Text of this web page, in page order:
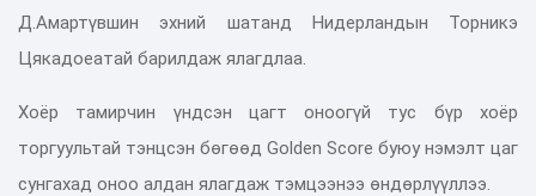
Д.Амартүвшин эхний шатанд Нидерландын Торникэ
Цякадоеатай барилдаж ялагдлаа.
Хоёр тамирчин үндсэн цагт оноогүй тус бүр хоёр
торгуультай тэнцсэн бөгөөд Golden Score буюу нэмэлт цаг
сунгахад оноо алдан ялагдаж тэмцээнээ өндөрлүүллээ.